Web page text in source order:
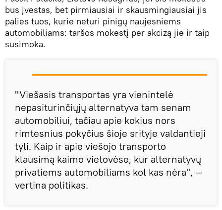
bus įvestas, bet pirmiausiai ir skausmingiausiai jis
palies tuos, kurie neturi pinigų naujesniems
automobiliams: taršos mokestį per akcizą jie ir taip
susimoka.
"Viešasis transportas yra vienintelė
nepasiturinčiųjų alternatyva tam senam
automobiliui, tačiau apie kokius nors
rimtesnius pokyčius šioje srityje valdantieji
tyli. Kaip ir apie viešojo transporto
klausimą kaimo vietovėse, kur alternatyvų
privatiems automobiliams kol kas nėra", —
vertina politikas.